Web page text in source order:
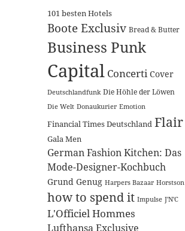
101 besten Hotels
Boote Exclusiv Bread & Butter
Business Punk
Capital Concerti Cover
Deutschlandfunk Die Höhle der Löwen
Die Welt Donaukurier Emotion
Financial Times Deutschland Flair
Gala Men
German Fashion Kitchen: Das
Mode-Designer-Kochbuch
Grund Genug Harpers Bazaar Horstson
how to spend it Impulse J'N'C
L'Officiel Hommes
Lufthansa Exclusive